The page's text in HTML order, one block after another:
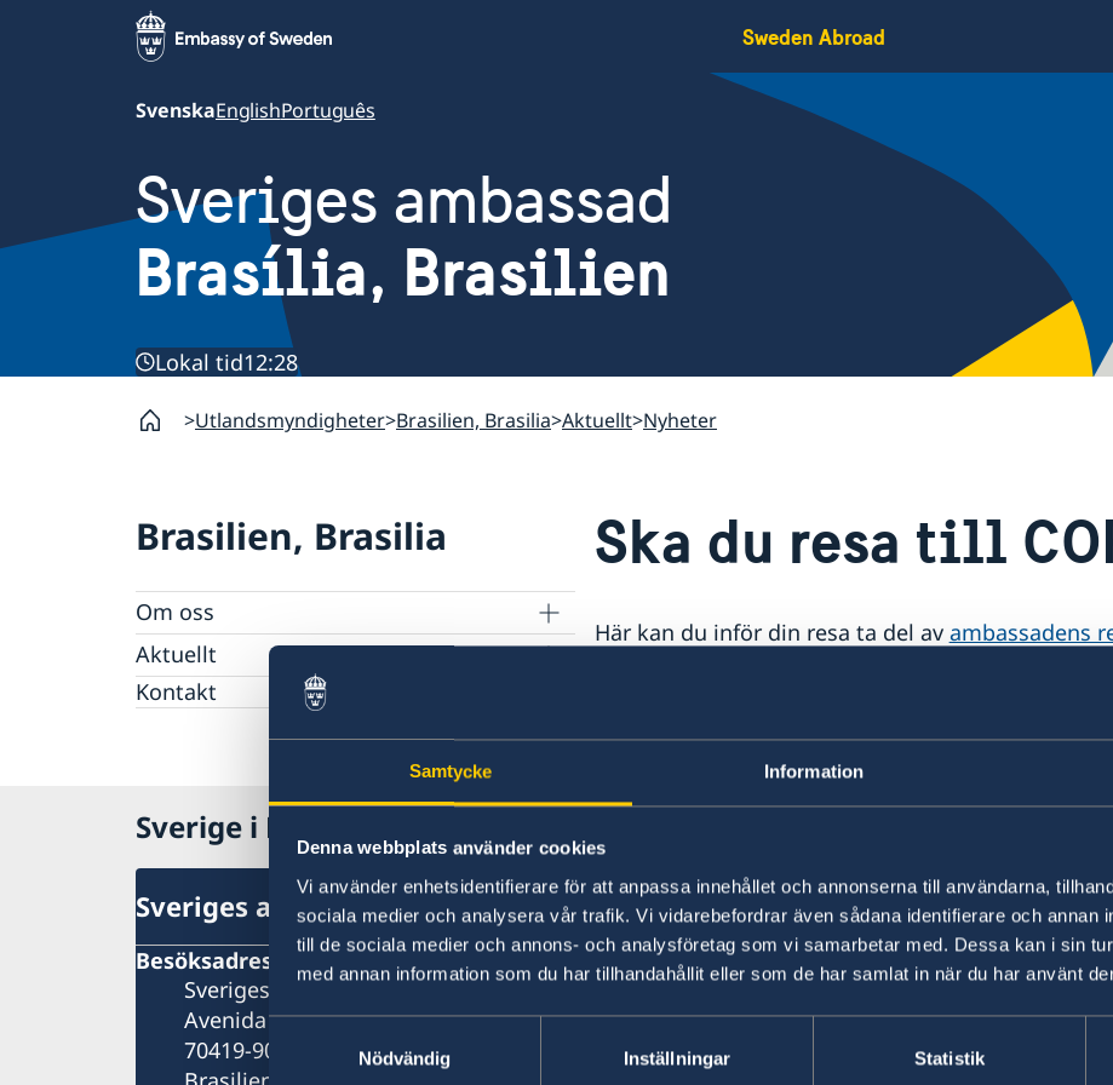
Samtycke Information
Denna webbplats använder cookies
Vi använder enhetsidentifierare för att anpassa innehållet och annonserna till användarna,
sociala medier och analysera vår trafik. Vi vidarebefordrar även sådana identifierare och annan
till de sociala medier och annons- och analysföretag som vi samarbetar med. Dessa kan i sin
med annan information som du har tillhandahållit eller som de har samlat in när du har använt
Nödvändig
Inställningar Statistik
Sweden Abroad
SvenskaEnglishPortuguês
Sveriges ambassad
Brasília, Brasilien
Lokal tid12:28
Utlandsmyndigheter Brasilien, Brasilia Aktuellt Nyheter
Brasilien, Brasilia
Om oss
Ambassadens personal
GDPR-Personuppgiftsbehandling
Aktuellt
Nyheter
Karneval i Brasilien 2026
Kontakt
Ska du resa till
Här kan du inför din resa ta del av ambassadens
Senast uppdaterad 20 okt. 2025, 20.06
Sverige i Brasilien
Sveriges ambassad
Besöksadress
Sveriges Ambassad i Brasilia
Avenida das Nações Qd. 807, Lote 29
70419-900, Brasília – DF
Svenska konsulat
Curitiba
+55 (41) 99162 0404
Tel:
Salvador
Rio de Janeiro